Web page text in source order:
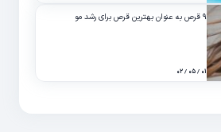
۹ قرص به عنوان بهترین قرص برای رشد مو
۰۱ / ۰۵ / ۰۲